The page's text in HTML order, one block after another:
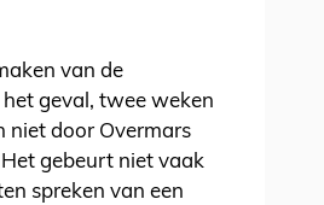
van de
geval, twee weken
niet door Overmars
gebeurt niet vaak
spreken van een